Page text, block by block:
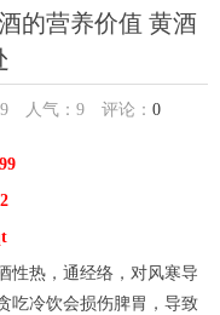
的营养价值 黄酒
人气： 9评论： 0
热，通经络，对风寒导
吃冷饮会损伤脾胃，导致